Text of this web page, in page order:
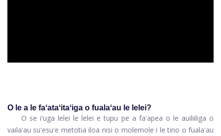
O le a le faʻataʻitaʻiga o fualaʻau le lelei?
O se iʻuga lelei le lelei e tupu pe a faʻapea o le auiliiliga o
vailaʻau suʻesuʻe metotia iloa nisi o molemole i le tino o fualaʻau